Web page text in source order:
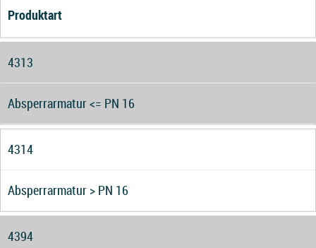
Produktart
4313
Absperrarmatur <= PN 16
4314
Absperrarmatur > PN 16
4394